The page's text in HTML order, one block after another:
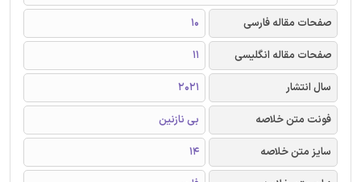
صفحات مقاله فارسی
10
صفحات مقاله انگلیسی
11
سال انتشار
2021
فونت متن خلاصه
بی نازنین
سایز متن خلاصه
14